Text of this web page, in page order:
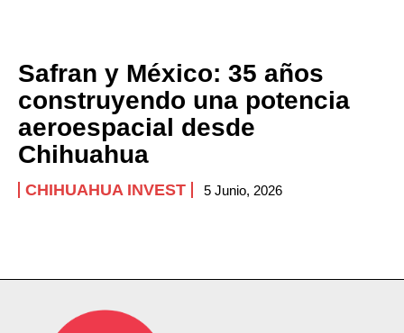
Safran y México: 35 años
construyendo una potencia
aeroespacial desde
Chihuahua
CHIHUAHUA INVEST 5 Junio, 2026